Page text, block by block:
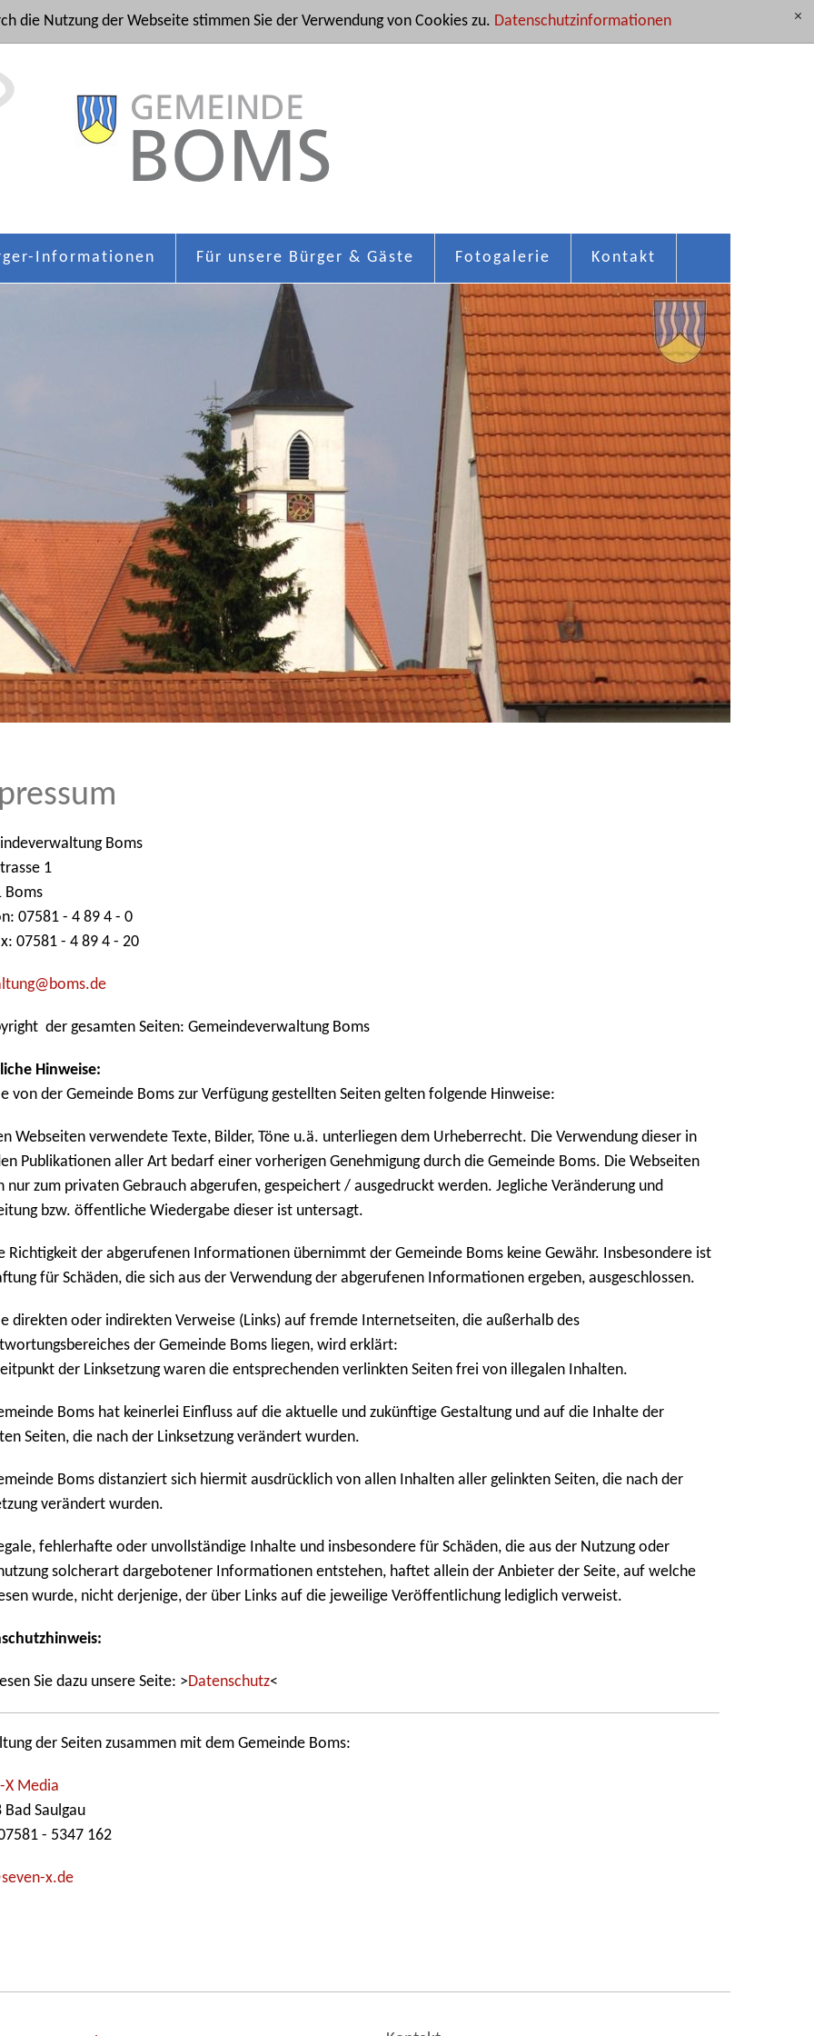
die Nutzung der Webseite stimmen Sie der Verwendung von Cookies zu. Datenschutzinformationen [x]
Informationen Für unsere Bürger & Gäste Fotogalerie Kontakt
Boms
1
Boms
07581 - 4 89 4 - 0
07581 - 4 89 4 - 20
lt ng b ms d
der gesamten Seiten: Gemeindeverwaltung Boms
Hinweise:
von der Gemeinde Boms zur Verfügung gestellten Seiten gelten folgende Hinweise:
Webseiten verwendete Texte, Bilder, Töne u.ä. unterliegen dem Urheberrecht. Die Verwendung dieser in
Publikationen aller Art bedarf einer vorherigen Genehmigung durch die Gemeinde Boms. Die Webseiten
nur zum privaten Gebrauch abgerufen, gespeichert / ausgedruckt werden. Jegliche Veränderung und
bzw. öffentliche Wiedergabe dieser ist untersagt.
Richtigkeit der abgerufenen Informationen übernimmt der Gemeinde Boms keine Gewähr. Insbesondere ist
für Schäden, die sich aus der Verwendung der abgerufenen Informationen ergeben, ausgeschlossen.
direkten oder indirekten Verweise (Links) auf fremde Internetseiten, die außerhalb des
der Gemeinde Boms liegen, wird erklärt:
der Linksetzung waren die entsprechenden verlinkten Seiten frei von illegalen Inhalten.
Boms hat keinerlei Einfluss auf die aktuelle und zukünftige Gestaltung und auf die Inhalte der
Seiten, die nach der Linksetzung verändert wurden.
Boms distanziert sich hiermit ausdrücklich von allen Inhalten aller gelinkten Seiten, die nach der
verändert wurden.
fehlerhafte oder unvollständige Inhalte und insbesondere für Schäden, die aus der Nutzung oder
solcherart dargebotener Informationen entstehen, haftet allein der Anbieter der Seite, auf welche
wurde, nicht derjenige, der über Links auf die jeweilige Veröffentlichung lediglich verweist.
Sie dazu unsere Seite: >Datenschutz<
der Seiten zusammen mit dem Gemeinde Boms:
X Media
Bad Saulgau
- 5347 162
x.de